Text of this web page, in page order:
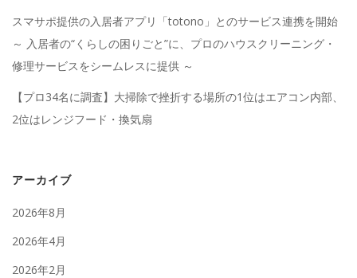
スマサポ提供の入居者アプリ「totono」とのサービス連携を開始
～ 入居者の“くらしの困りごと”に、プロのハウスクリーニング・
修理サービスをシームレスに提供 ～
【プロ34名に調査】大掃除で挫折する場所の1位はエアコン内部、
2位はレンジフード・換気扇
アーカイブ
2026年8月
2026年4月
2026年2月